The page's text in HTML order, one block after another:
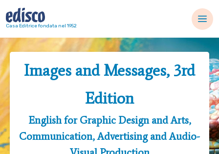
Navigazione principale
Casa Editrice fondata nel 1952
Images and Messages, 3rd
Edition
English for Graphic Design and Arts,
Communication, Advertising and Audio-